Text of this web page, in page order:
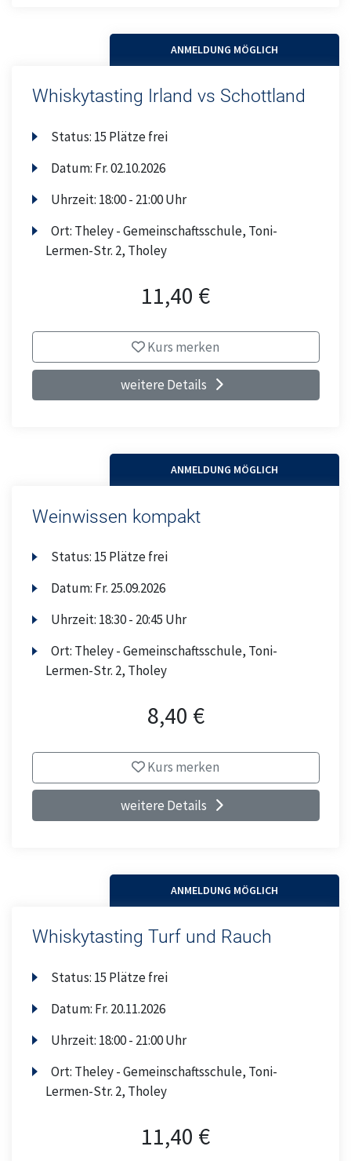
ANMELDUNG MÖGLICH
Whiskytasting Irland vs Schottland
Status: 15 Plätze frei
Datum: Fr.02.10.2026
Uhrzeit: 18:00 - 21:00 Uhr
Ort: Theley - Gemeinschaftsschule, Toni-
Lermen-Str. 2, Tholey
11,40 €
Kurs merken
weitere Details
ANMELDUNG MÖGLICH
Weinwissen kompakt
Status: 15 Plätze frei
Datum: Fr. 25.09.2026
Uhrzeit: 18:30 - 20:45 Uhr
Ort: Theley - Gemeinschaftsschule, Toni-
Lermen-Str. 2, Tholey
8,40 €
Kurs merken
weitere Details
ANMELDUNG MÖGLICH
Whiskytasting Turf und Rauch
Status: 15 Plätze frei
Datum: Fr. 20.11.2026
Uhrzeit: 18:00 - 21:00 Uhr
Ort: Theley - Gemeinschaftsschule, Toni-
Lermen-Str. 2, Tholey
11,40 €